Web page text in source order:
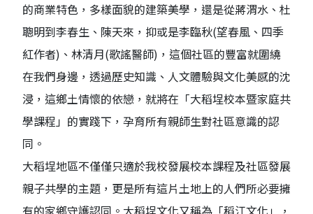
的商業特色，多樣面貌的建築美學，還是從蔣渭水、杜
聰明到李春生、陳天來，抑或是李臨秋(望春風、四季
紅作者)、林清月(歌謠醫師)，這個社區的豐富就圍繞
在我們身邊，透過歷史知識、人文體驗與文化美感的沈
浸，這鄉土情懷的依戀，就將在「大稻埕校本暨家庭共
學課程」的實踐下，孕育所有親師生對社區意識的認
同。
大稻埕地區不僅僅只適於我校發展校本課程及社區發展
親子共學的主題，更是所有這片土地上的人們所必要擁